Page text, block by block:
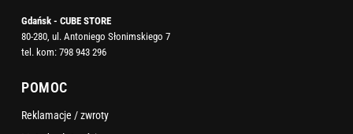
Gdańsk - CUBE STORE
80-280, ul. Antoniego Słonimskiego 7
tel. kom: 798 943 296
POMOC
Reklamacje / zwroty